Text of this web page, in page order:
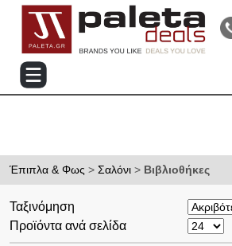
Τηλεφωνικές Παραγγελίες: 2105714144
Έπιπλα & Φως > Σαλόνι > Βιβλιοθήκες
Ταξινόμηση
Προϊόντα ανά σελίδα